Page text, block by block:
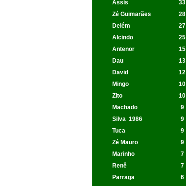
Assis 33
Zé Guimarães
28
Delém
27
Alcindo
25
Antenor
15
Dau
13
David
12
Mingo
10
Zito
10
Machado
9
Silva 1986 9
Tuca
9
Zé Mauro
9
Marinho
7
Renê
7
Parraga
6